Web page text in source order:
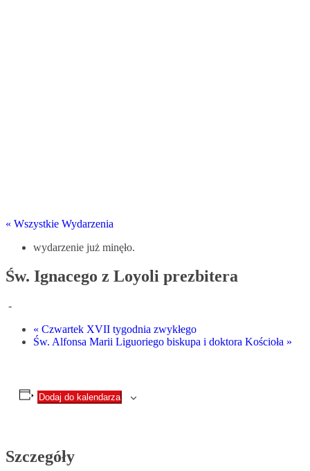
« Wszystkie Wydarzenia
wydarzenie już minęło.
Św. Ignacego z Loyoli prezbitera
-
« Czwartek XVII tygodnia zwykłego
Św. Alfonsa Marii Liguoriego biskupa i doktora Kościoła »
Dodaj do kalendarza
Szczegóły